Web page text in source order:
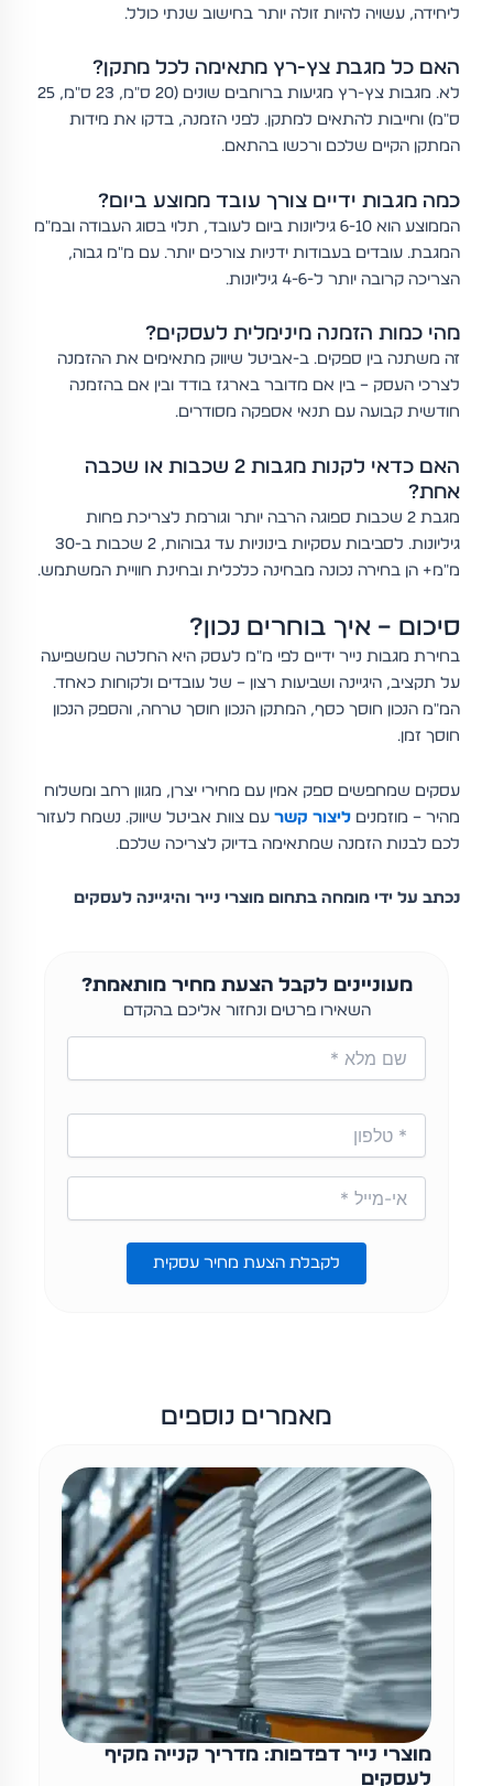
ליחידה, עשויה להיות זולה יותר בחישוב שנתי כולל.
האם כל מגבת צץ-רץ מתאימה לכל מתקן?
לא. מגבות צץ-רץ מגיעות ברוחבים שונים (20 ס"מ, 23 ס"מ, 25
ס"מ) וחייבות להתאים למתקן. לפני הזמנה, בדקו את מידות
המתקן הקיים שלכם ורכשו בהתאם.
כמה מגבות ידיים צורך עובד ממוצע ביום?
הממוצע הוא 6-10 גיליונות ביום לעובד, תלוי בסוג העבודה ובמ"מ
המגבת. עובדים בעבודות ידניות צורכים יותר. עם מ"מ גבוה,
הצריכה קרובה יותר ל-4-6 גיליונות.
מהי כמות הזמנה מינימלית לעסקים?
זה משתנה בין ספקים. ב-אביטל שיווק מתאימים את ההזמנה
לצרכי העסק – בין אם מדובר בארגז בודד ובין אם בהזמנה
חודשית קבועה עם תנאי אספקה מסודרים.
האם כדאי לקנות מגבות 2 שכבות או שכבה
אחת?
מגבת 2 שכבות ספוגה הרבה יותר וגורמת לצריכת פחות
גיליונות. לסביבות עסקיות בינוניות עד גבוהות, 2 שכבות ב-30
מ"מ+ הן בחירה נכונה מבחינה כלכלית ובחינת חוויית המשתמש.
סיכום – איך בוחרים נכון?
בחירת מגבות נייר ידיים לפי מ"מ לעסק היא החלטה שמשפיעה
על תקציב, היגיינה ושביעות רצון – של עובדים ולקוחות כאחד.
המ"מ הנכון חוסך כסף, המתקן הנכון חוסך טרחה, והספק הנכון
חוסך זמן.
עסקים שמחפשים ספק אמין עם מחירי יצרן, מגוון רחב ומשלוח
מהיר – מוזמנים ליצור קשרעם צוות אביטל שיווק. נשמח לעזור
לכם לבנות הזמנה שמתאימה בדיוק לצריכה שלכם.
נכתב על ידי מומחה בתחום מוצרי נייר והיגיינה לעסקים
מעוניינים לקבל הצעת מחיר מותאמת?
השאירו פרטים ונחזור אליכם בהקדם
לקבלת הצעת מחיר עסקית
מאמרים נוספים
מוצרי נייר דפדפות: מדריך קנייה מקיף
לעסקים